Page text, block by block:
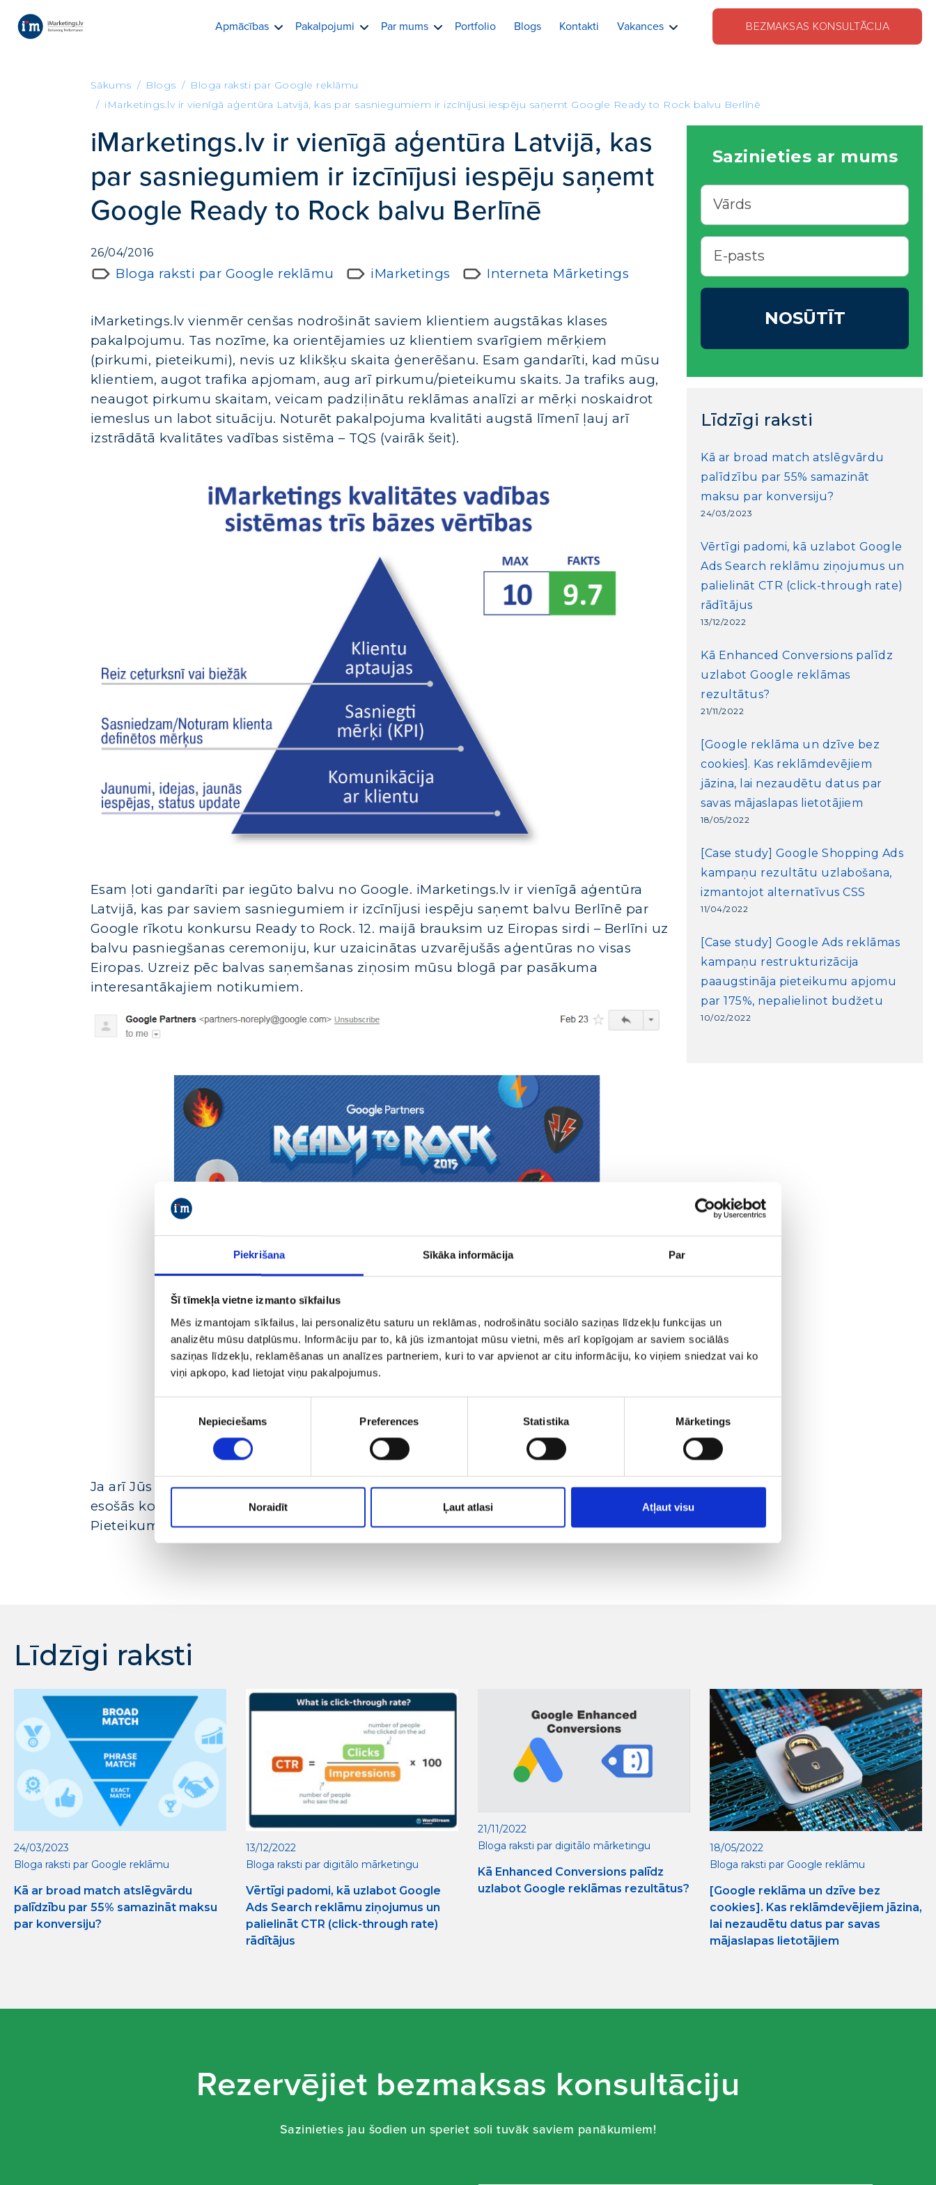
Piekrišana Sīkāka informācija Par
Šī tīmekļa vietne izmanto sīkfailus
Mēs izmantojam sīkfailus, lai personalizētu saturu un reklāmas, nodrošinātu sociālo saziņas līdzekļu funkcijas un
analizētu mūsu datplūsmu. Informāciju par to, kā jūs izmantojat mūsu vietni, mēs arī kopīgojam ar saviem sociālās
saziņas līdzekļu, reklamēšanas un analīzes partneriem, kuri to var apvienot ar citu informāciju, ko viņiem sniedzat vai ko
viņi apkopo, kad lietojat viņu pakalpojumus.
Nepieciešams Preferences Statistika Mārketings
Noraidīt Ļaut atlasi Atļaut visu
Apmācības Pakalpojumi Par mums Portfolio Blogs Kontakti Vakances BEZMAKSAS KONSULTĀCIJA
Sākums Blogs
Bloga raksti par Google reklāmu
iMarketings.lv ir vienīgā aģentūra Latvijā, kas par sasniegumiem ir izcīnījusi iespēju saņemt Google Ready to Rock balvu Berlīnē
iMarketings.lv ir vienīgā aģentūra Latvijā, kas
par sasniegumiem ir izcīnījusi iespēju saņemt
Google Ready to Rock balvu Berlīnē
26/04/2016
Bloga raksti par Google reklāmu iMarketings Interneta Mārketings
iMarketings.lv vienmēr cenšas nodrošināt saviem klientiem augstākas klases
pakalpojumu. Tas nozīme, ka orientējamies uz klientiem svarīgiem mērķiem
(pirkumi, pieteikumi), nevis uz klikšķu skaita ģenerēšanu. Esam gandarīti, kad mūsu
klientiem, augot trafika apjomam, aug arī pirkumu/pieteikumu skaits. Ja trafiks aug,
neaugot pirkumu skaitam, veicam padziļinātu reklāmas analīzi ar mērķi noskaidrot
iemeslus un labot situāciju. Noturēt pakalpojuma kvalitāti augstā līmenī ļauj arī
izstrādātā kvalitātes vadības sistēma – TQS (vairāk šeit).
Esam ļoti gandarīti par iegūto balvu no Google. iMarketings.lv ir vienīgā aģentūra
Latvijā, kas par saviem sasniegumiem ir izcīnījusi iespēju saņemt balvu Berlīnē par
Google rīkotu konkursu Ready to Rock. 12. maijā brauksim uz Eiropas sirdi – Berlīni uz
balvu pasniegšanas ceremoniju, kur uzaicinātas uzvarējušās aģentūras no visas
Eiropas. Uzreiz pēc balvas saņemšanas ziņosim mūsu blogā par pasākuma
interesantākajiem notikumiem.
Ja arī Jūs vēlaties uzlabot rezultātu no digitālās komunikācijas, labprāt veiksim Jūsu
esošās komunikācijas/stratēģijas auditu un piedāvāsim pilnveidošanas risinājumus.
Pieteikumu sūtiet uz e-pastu sv@imarketings.lv
Sazinieties ar mums
NOSŪTĪT
Līdzīgi raksti
Kā ar broad match atslēgvārdu
palīdzību par 55% samazināt
maksu par konversiju?
24/03/2023
Vērtīgi padomi, kā uzlabot Google
Ads Search reklāmu ziņojumus un
palielināt CTR (click-through rate)
rādītājus
13/12/2022
Kā Enhanced Conversions palīdz
uzlabot Google reklāmas
rezultātus?
21/11/2022
[Google reklāma un dzīve bez
cookies]. Kas reklāmdevējiem
jāzina, lai nezaudētu datus par
savas mājaslapas lietotājiem
18/05/2022
[Case study] Google Shopping Ads
kampaņu rezultātu uzlabošana,
izmantojot alternatīvus CSS
11/04/2022
[Case study] Google Ads reklāmas
kampaņu restrukturizācija
paaugstināja pieteikumu apjomu
par 175%, nepalielinot budžetu
10/02/2022
Līdzīgi raksti
24/03/2023
Bloga raksti par Google reklāmu
Kā ar broad match atslēgvārdu
palīdzību par 55% samazināt maksu
par konversiju?
13/12/2022
Bloga raksti par digitālo mārketingu
Vērtīgi padomi, kā uzlabot Google
Ads Search reklāmu ziņojumus un
palielināt CTR (click-through rate)
rādītājus
21/11/2022
Bloga raksti par digitālo mārketingu
Kā Enhanced Conversions palīdz
uzlabot Google reklāmas rezultātus?
18/05/2022
Bloga raksti par Google reklāmu
[Google reklāma un dzīve bez
cookies]. Kas reklāmdevējiem jāzina,
lai nezaudētu datus par savas
mājaslapas lietotājiem
Rezervējiet bezmaksas konsultāciju
Sazinieties jau šodien un speriet soli tuvāk saviem panākumiem!